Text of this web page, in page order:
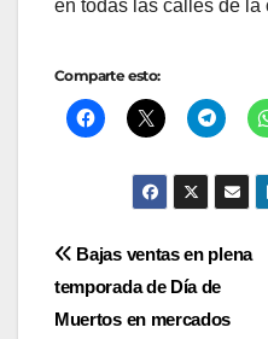
en todas las calles de
Comparte esto:
Navegación
de
Bajas ventas en plena
temporada de Día de
Muertos en mercados